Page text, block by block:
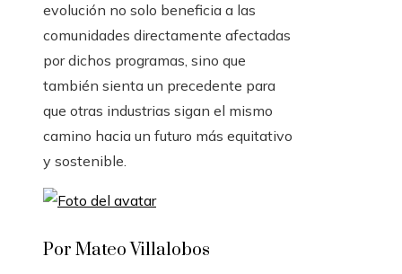
evolución no solo beneficia a las
comunidades directamente afectadas
por dichos programas, sino que
también sienta un precedente para
que otras industrias sigan el mismo
camino hacia un futuro más equitativo
y sostenible.
Por Mateo Villalobos